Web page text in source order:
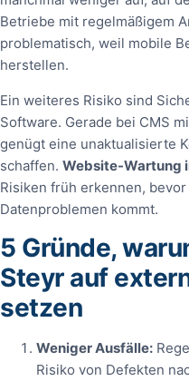
Betriebe mit regelmäßigem
problematisch, weil mobile
herstellen.
Ein weiteres Risiko sind
Software. Gerade bei CMS
genügt eine unaktualisierte
schaffen. Website-Wartung
Risiken früh erkennen,
Datenproblemen kommt.
5 Gründe,
Steyr auf
setzen
Weniger Ausfälle:
Risiko von Defekten